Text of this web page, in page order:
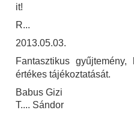
it!
R...
2013.05.03.
Fantasztikus
értékes tájékoztatását.
Babus Gizi
T.... Sándor